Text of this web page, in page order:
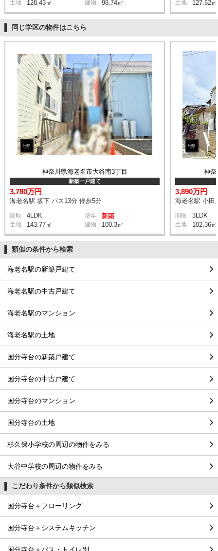
土地 128.43㎡ 建物 98.74㎡ 土地 127.62㎡
同じ学区の物件はこちら
神奈川県海老名市大谷南3丁目
新築一戸建て
3,780万円
海老名駅 坂下 バス13分 停歩5分
間取 4LDK 築年 新築
土地 143.77㎡ 建物 100.3㎡
神奈
3,890万円
海老名駅 小田
間取 3LDK
土地 102.36㎡
類似の条件から検索
海老名駅の新築戸建て
海老名駅の中古戸建て
海老名駅のマンション
海老名駅の土地
国分寺台の新築戸建て
国分寺台の中古戸建て
国分寺台のマンション
国分寺台の土地
杉久保小学校の周辺の物件をみる
大谷中学校の周辺の物件をみる
こだわり条件から類似検索
国分寺台＋フローリング
国分寺台＋システムキッチン